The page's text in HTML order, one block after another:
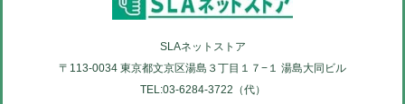
SLAネットストア
〒113-0034 東京都文京区湯島３丁目１７−１ 湯島大同ビル
TEL:03-6284-3722（代）